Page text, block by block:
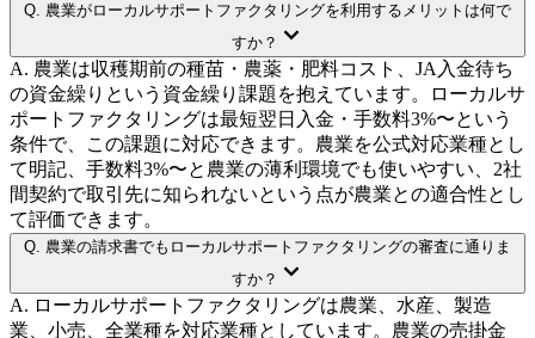
Q. 農業がローカルサポートファクタリングを利用するメリットは何で
すか？
A. 農業は収穫期前の種苗・農薬・肥料コスト、JA入金待ち
の資金繰りという資金繰り課題を抱えています。ローカルサ
ポートファクタリングは最短翌日入金・手数料3%〜という
条件で、この課題に対応できます。農業を公式対応業種とし
て明記、手数料3%〜と農業の薄利環境でも使いやすい、2社
間契約で取引先に知られないという点が農業との適合性とし
て評価できます。
Q. 農業の請求書でもローカルサポートファクタリングの審査に通りま
すか？
A. ローカルサポートファクタリングは農業、水産、製造
業、小売、全業種を対応業種としています。農業の売掛金